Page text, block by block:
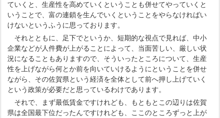
ていくと、生産性を高めていくということも併せてやっていくと
いうことで、富の連鎖を生んでいくということをやらなければい
けないというふうに思っております。
それとともに、足下でというか、短期的な視点で見れば、中小
企業などが人件費が上がることによって、当面苦しい、厳しい状
況になることもありますので、そういったところについて、生産
性を上げながら何とか前を向いていけるようにということを併せ
ながら、その佐賀県という経済を全体として前へ押し上げていく
という政策が必要だと思っているわけであります。
それで、まず最低賃金ですけれども、もともとこの辺りは佐賀
県は全国最下位だったんですけれども、ここのところずっと上が